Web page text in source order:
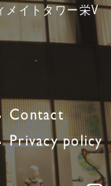
イトタワー栄V
Contact
Privacy policy